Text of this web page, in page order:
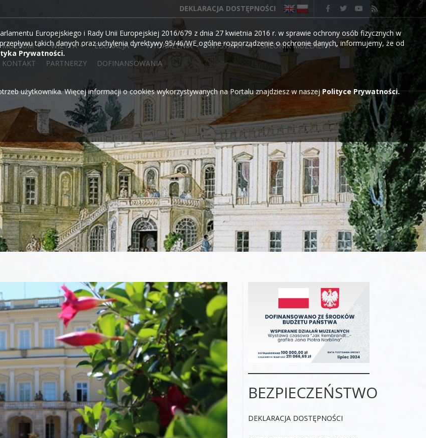
DEKLARACJA DOSTĘPNOŚCI
MUZEUM WIZYTA EDUKACJA WYDARZENIA WYSTAWY
SALONIK MUZEALNY
KONTAKT
PARTNERZY DOFINANSOWANIA
BEZPIECZEŃSTWO
DEKLARACJA DOSTĘPNOŚCI
Europejskiego i Rady Unii Europejskiej 2016/679 z dnia 27 kwietnia 2016 r. w sprawie ochrony osób fizycznych w
takich danych oraz uchylenia dyrektywy 95/46/WE ogólne rozporządzenie o ochronie danych, informujemy, że od
Prywatności.
użytkownika. Więcej informacji o cookies wykorzystywanych na Portalu znajdziesz w naszejPolityce Prywatności.